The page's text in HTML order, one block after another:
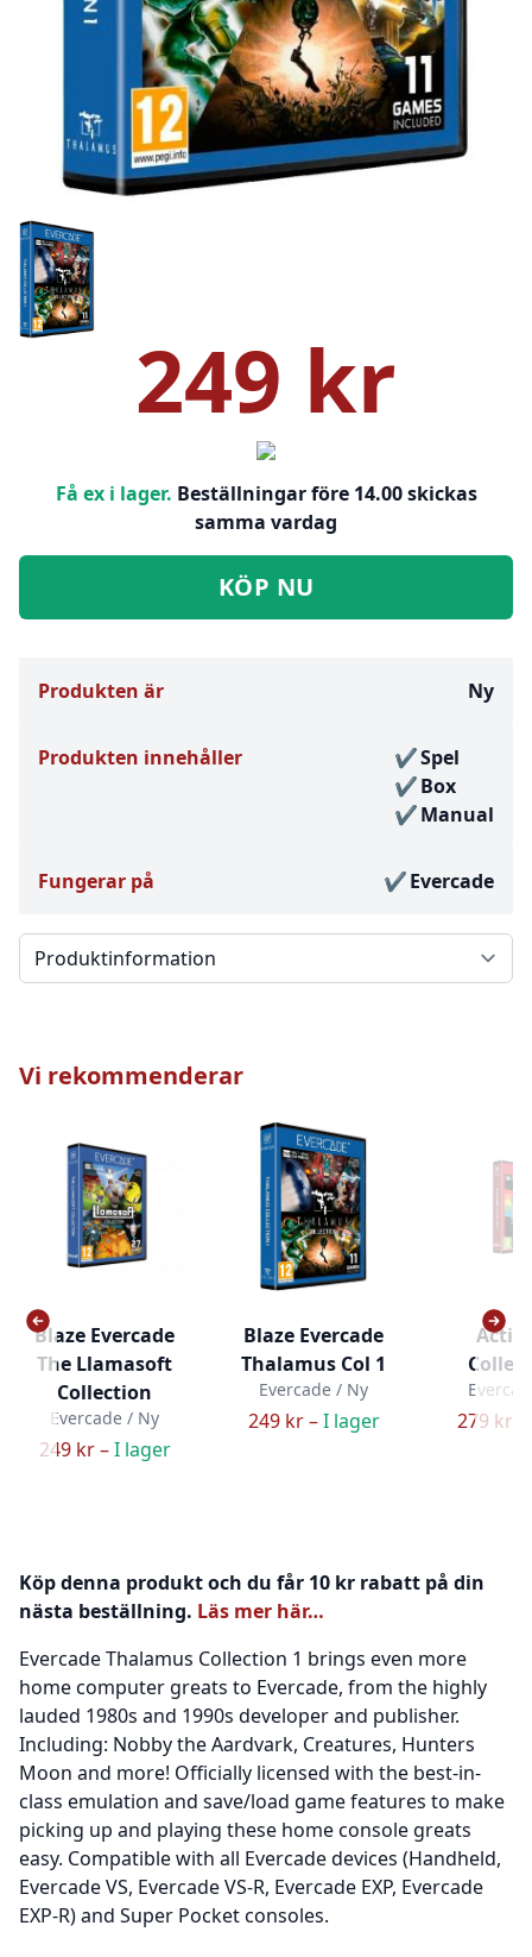
249 kr
Få ex i lager. Beställningar före 14.00 skickas
samma vardag
KÖP NU
Produkten är Ny
Produkten innehåller
Spel
Box
Manual
Fungerar på Evercade
Välj en flik
Vi rekommenderar
Blaze Evercade
The Llamasoft
Collection
Evercade / Ny
249 kr –I lager
Blaze Evercade
Thalamus Col 1
Evercade / Ny
249 kr –I lager 279 kr –
Köp denna produkt och du får 10 kr rabatt på din
nästa beställning. Läs mer här…
Evercade Thalamus Collection 1 brings even more
home computer greats to Evercade, from the highly
lauded 1980s and 1990s developer and publisher.
Including: Nobby the Aardvark, Creatures, Hunters
Moon and more! Officially licensed with the best-in-
class emulation and save/load game features to make
picking up and playing these home console greats
easy. Compatible with all Evercade devices (Handheld,
Evercade VS, Evercade VS-R, Evercade EXP, Evercade
EXP-R) and Super Pocket consoles.